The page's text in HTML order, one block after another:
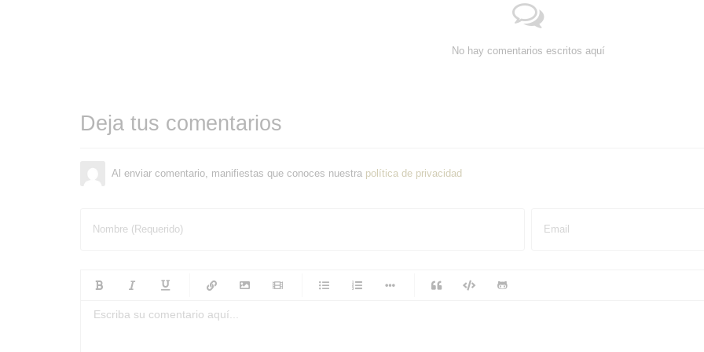
No hay comentarios escritos aquí
Deja tus comentarios
Al enviar comentario, manifiestas que conoces nuestra política de privacidad
Nombre (Requerido) Email
-